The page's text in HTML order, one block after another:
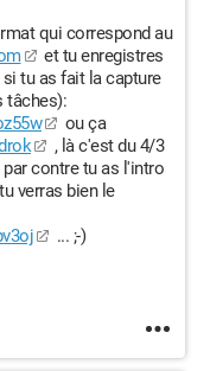
qui correspond au
et tu enregistres
tu as fait la capture
tâches):
ou ça
, là c'est du 4/3
par contre tu as l'intro
verras bien le
... ;-)